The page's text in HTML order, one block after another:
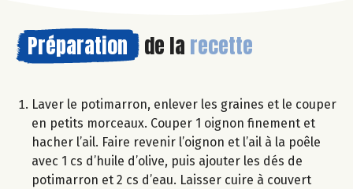
Préparation de la recette
Laver le potimarron, enlever les graines et le couper
en petits morceaux. Couper 1 oignon finement et
hacher l’ail. Faire revenir l’oignon et l’ail à la poêle
avec 1 cs d’huile d’olive, puis ajouter les dés de
potimarron et 2 cs d’eau. Laisser cuire à couvert